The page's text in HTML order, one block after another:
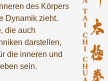
des Körpers
Dynamik zieht.
die auch
darstellen,
die inneren und
sein.